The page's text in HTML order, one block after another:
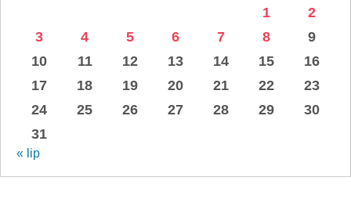
1
2
3
4 5 6 7 8
9
10
11 12 13 14 15
16
17
18 19 20 21 22
23
24
25 26 27 28 29
30
31
« lip